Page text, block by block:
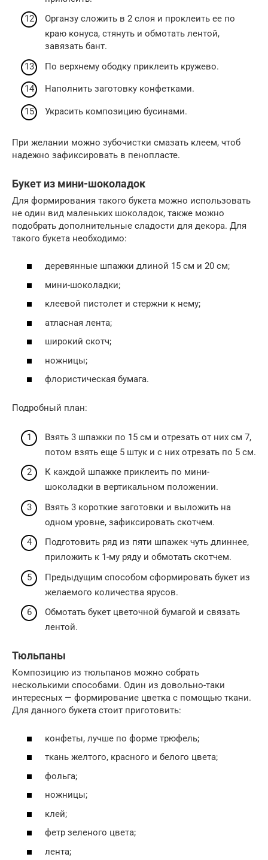
Органзу сложить в 2 слоя и проклеить ее по
краю конуса, стянуть и обмотать лентой,
завязать бант.
По верхнему ободку приклеить кружево.
Наполнить заготовку конфетками.
Украсить композицию бусинами.
При желании можно зубочистки смазать клеем, чтоб
надежно зафиксировать в пенопласте.
Букет из мини-шоколадок
Для формирования такого букета можно использовать
не один вид маленьких шоколадок, также можно
подобрать дополнительные сладости для декора. Для
такого букета необходимо:
деревянные шпажки длиной 15 см и 20 см;
мини-шоколадки;
клеевой пистолет и стержни к нему;
атласная лента;
широкий скотч;
ножницы;
флористическая бумага.
Подробный план:
Взять 3 шпажки по 15 см и отрезать от них см 7,
потом взять еще 5 штук и с них отрезать по 5 см.
К каждой шпажке приклеить по мини-
шоколадки в вертикальном положении.
Взять 3 короткие заготовки и выложить на
одном уровне, зафиксировать скотчем.
Подготовить ряд из пяти шпажек чуть длиннее,
приложить к 1-му ряду и обмотать скотчем.
Предыдущим способом сформировать букет из
желаемого количества ярусов.
Обмотать букет цветочной бумагой и связать
лентой.
Тюльпаны
Композицию из тюльпанов можно собрать
несколькими способами. Один из довольно-таки
интересных — формирование цветка с помощью ткани.
Для данного букета стоит приготовить:
конфеты, лучше по форме трюфель;
ткань желтого, красного и белого цвета;
фольга;
ножницы;
клей;
фетр зеленого цвета;
лента;